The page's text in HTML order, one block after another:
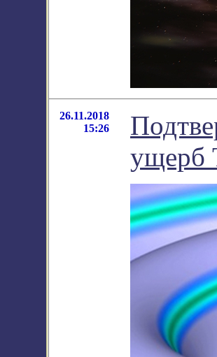
26.11.2018
15:26
ущерб